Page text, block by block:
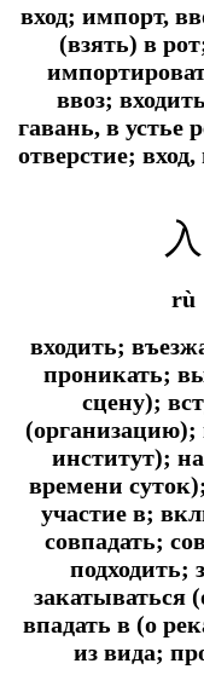
вход; импорт,
(взять) в
ввоз;
гавань, в устье
отверстие; вход,
入
rù
входить;
проникать;
сцену);
(организацию);
институт);
времени
участие в;
совпадать;
подходить;
закатываться
впадать в (о
из вида;